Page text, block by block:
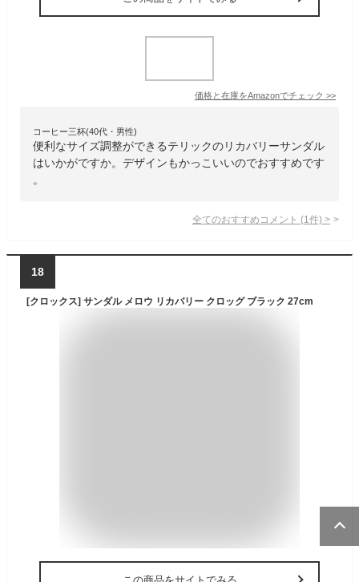
価格と在庫をAmazonでチェック >>
コーヒー三杯(40代・男性)
便利なサイズ調整ができるテリックのリカバリーサンダル
はいかがですか。デザインもかっこいいのでおすすめです
。
全てのおすすめコメント (1 件) >
18
[クロックス] サンダル メロウ リカバリー クロッグ ブラック 27cm